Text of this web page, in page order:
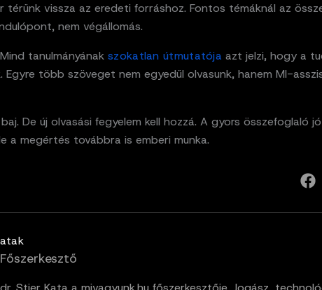
térünk vissza az eredeti forráshoz. Fontos témáknál az
nem végállomás.
tanulmányának szokatlan útmutatója azt jelzi, hogy a
Egyre több szöveget nem egyedül olvasunk, hanem MI-
De új olvasási fegyelem kell hozzá. A gyors összefoglaló
a megértés továbbra is emberi munka.
atak
Főszerkesztő